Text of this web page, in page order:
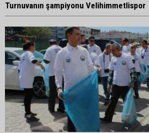
Turnuvanın şampiyonu Velihimmetlispor